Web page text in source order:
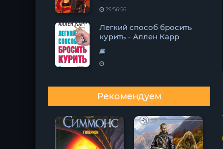
29:56:56
Легкий способ бросить
курить - Аллен Карр
Рекомендуем